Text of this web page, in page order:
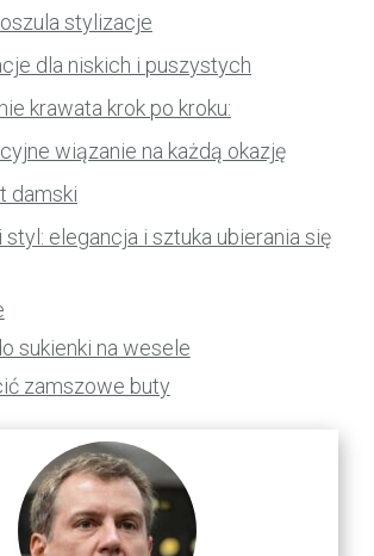
stylizacje
dla niskich i puszystych
krawata krok po kroku:
wiązanie na każdą okazję
damski
styl: elegancja i sztuka ubierania się
sukienki na wesele
zamszowe buty